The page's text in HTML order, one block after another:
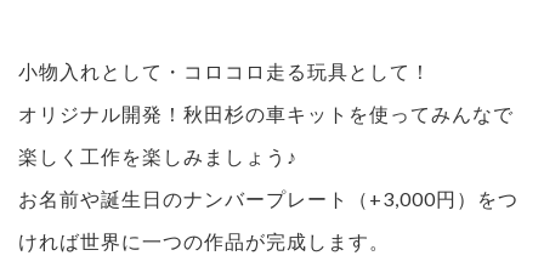
小物入れとして・コロコロ走る玩具として！
オリジナル開発！秋田杉の車キットを使ってみんなで
楽しく工作を楽しみましょう♪
お名前や誕生日のナンバープレート（+3,000円）をつ
ければ世界に一つの作品が完成します。